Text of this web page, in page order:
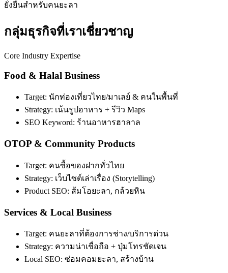
ยั่งยืนสำหรับคนยะลา
กลุ่มธุรกิจที่เราเชี่ยวชาญ
Core Industry Expertise
Food & Halal Business
Target: นักท่องเที่ยวไทย/มาเลย์ & คนในพื้นที่
Strategy: เน้นรูปอาหาร + รีวิว Maps
SEO Keyword: ร้านอาหารฮาลาล
OTOP & Community Products
Target: คนซื้อของฝากทั่วไทย
Strategy: เว็บไซต์เล่าเรื่อง (Storytelling)
Product SEO: ส้มโอยะลา, กล้วยหิน
Services & Local Business
Target: คนยะลาที่ต้องการช่าง/บริการด่วน
Strategy: ความน่าเชื่อถือ + ปุ่มโทรชัดเจน
Local SEO: ซ่อมคอมยะลา, สร้างบ้าน